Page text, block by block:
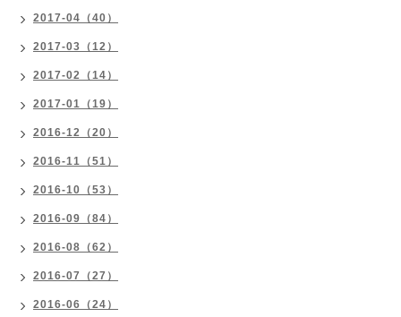
2017-04（40）
2017-03（12）
2017-02（14）
2017-01（19）
2016-12（20）
2016-11（51）
2016-10（53）
2016-09（84）
2016-08（62）
2016-07（27）
2016-06（24）